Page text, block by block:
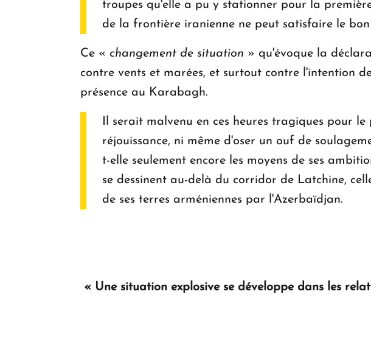
troupes qu'elle a pu y stationner pour la
de la frontière iranienne ne peut satisfaire le
Ce « changement de situation » qu'évoque la
contre vents et marées, et surtout contre l'intention
présence au Karabagh.
Il serait malvenu en ces heures tragiques pour
réjouissance, ni même d'oser un ouf de
t-elle seulement encore les moyens de ses
se dessinent au-delà du corridor de Latchine,
de ses terres arméniennes par l'Azerbaïdjan.
« Une situation explosive se développe dans les